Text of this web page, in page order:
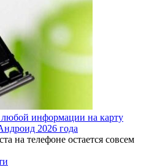
любой информации на карту
2026 года
на телефоне остается совсем